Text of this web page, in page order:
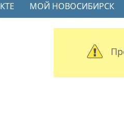
МОЙ НОВОСИБИРСК